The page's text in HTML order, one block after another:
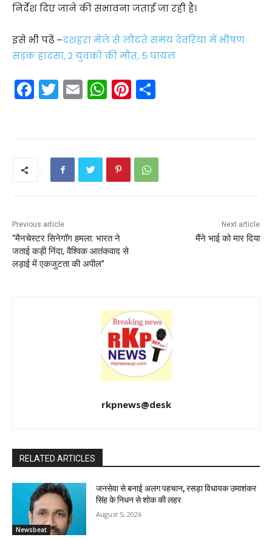
निर्देश दिए जाने की संभावना जताई जा रही है।
इसे भी पढ़ें –दशहरा मेले से लौटते समय देवरिया में भीषण
सड़क हादसा, 2 युवकों की मौत, 5 घायल
F
k
T E W
A
p
Pi
st
Previous article
“मैनचेस्टर सिनेगॉग हमला: भारत ने
जताई कड़ी निंदा, वैश्विक आतंकवाद से
लड़ाई में एकजुटता की अपील”
Next article
मैंने भाई को मार दिया
rkpnews@desk
RELATED ARTICLES
Newsbeat
जनसेवा से बनाई अलग पहचान, रसड़ा विधायक उमाशंकर
सिंह के निधन से शोक की लहर
August 5, 2026